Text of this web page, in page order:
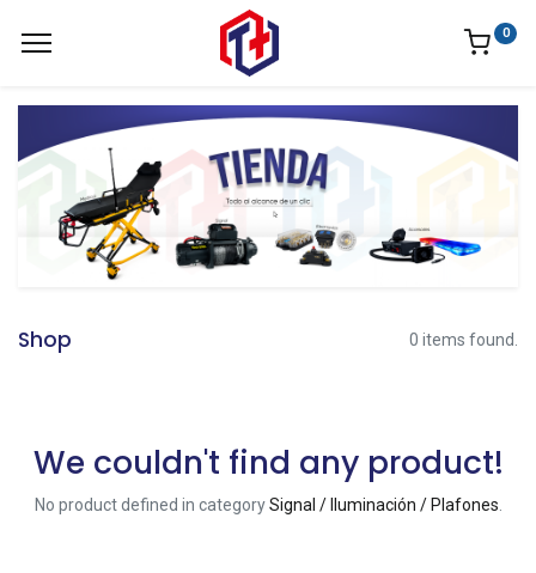
0
Shop 0 items found.
We couldn't find any product!
No product defined in categorySignal / Iluminación / Plafones.